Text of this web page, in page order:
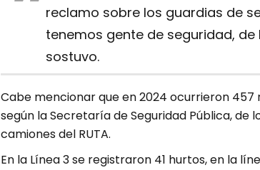
reclamo sobre los guardias de
tenemos gente de seguridad, de
sostuvo.
Cabe mencionar que en 2024 ocurrieron
según la Secretaría de Seguridad Pública, de
camiones del RUTA.
En la Línea 3 se registraron 41 hurtos, en la